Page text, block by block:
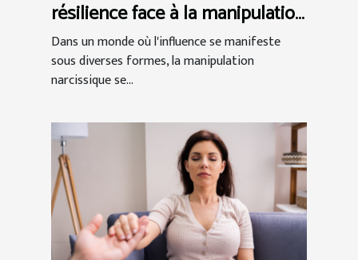
résilience face à la manipulation
narcissique
Dans un monde où l'influence se manifeste
sous diverses formes, la manipulation
narcissique se...